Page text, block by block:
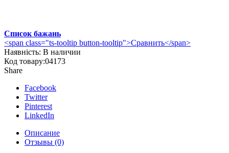
Список бажань
<span class="ts-tooltip button-tooltip">Сравнить</span>
Наявність: В наличии
Код товару:04173
Share
Facebook
Twitter
Pinterest
LinkedIn
Описание
Отзывы (0)